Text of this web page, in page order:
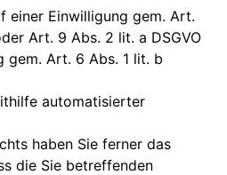
einer Einwilligung gem. Art.
Art. 9 Abs. 2 lit. a DSGVO
gem. Art. 6 Abs. 1 lit. b
automatisierter
haben Sie ferner das
die Sie betreffenden